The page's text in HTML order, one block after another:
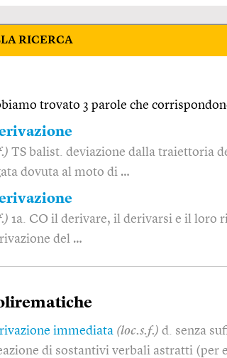
RICERCA
trovato 3 parole che
TS balist. deviazione dalla traiettoria
dovuta al moto di …
1a. CO il derivare, il derivarsi e il loro
del …
immediata (loc.s.f.) d. senza
di sostantivi verbali astratti (per